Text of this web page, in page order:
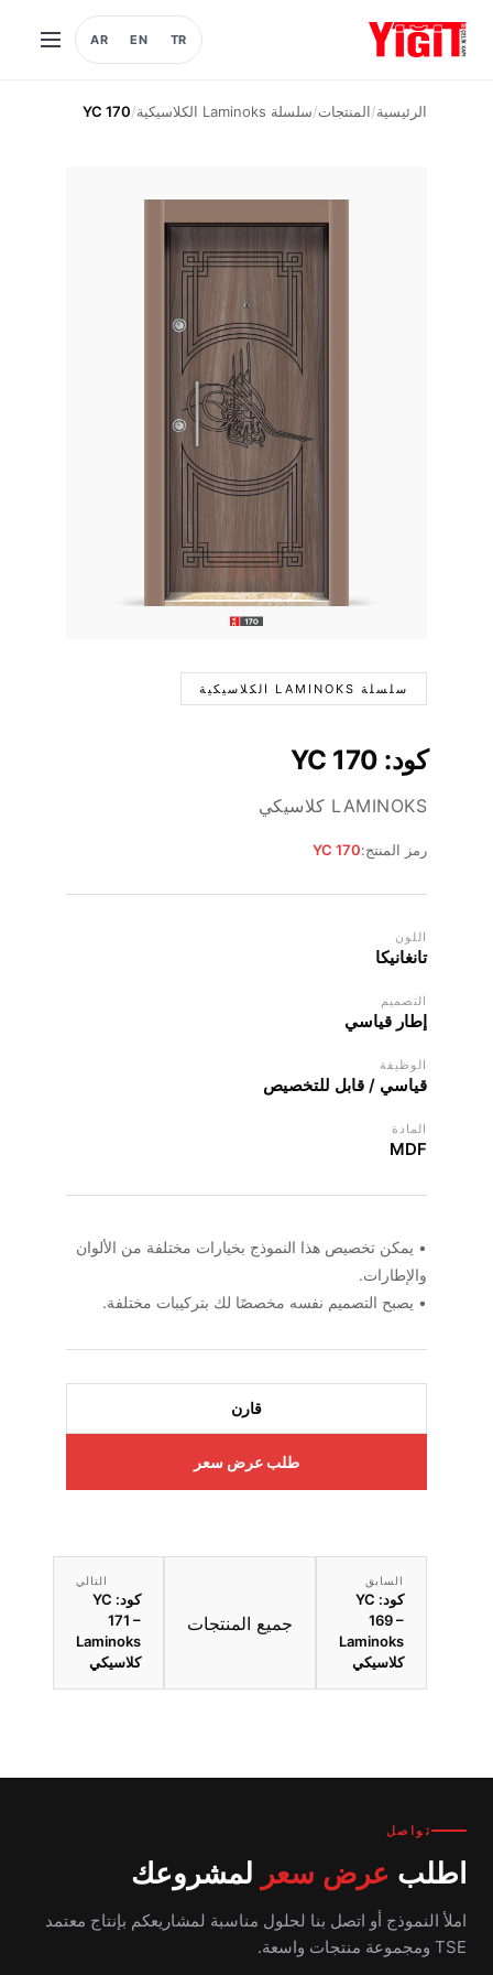
TR
EN
AR
فتح
الرئيسية/المنتجات/سلسلة Laminoks الكلاسيكية /
YC 170
سلسلة LAMINOKS الكلاسيكية
كود: YC 170
LAMINOKS كلاسيكي
رمز المنتج:YC 170
اللون
تانغانيكا
التصميم
إطار قياسي
الوظيفة
قياسي / قابل للتخصيص
المادة
MDF
• يمكن تخصيص هذا النموذج بخيارات مختلفة من الألوان
والإطارات.
• يصبح التصميم نفسه مخصصًا لك بتركيبات مختلفة.
قارن
طلب عرض سعر
السابق
كود: YC
169 –
Laminoks
كلاسيكي
جميع المنتجات
التالي
كود: YC
171 –
Laminoks
كلاسيكي
تواصل
اطلب عرض سعر لمشروعك
املأ النموذج أو اتصل بنا لحلول مناسبة لمشاريعكم بإنتاج معتمد
TSE ومجموعة منتجات واسعة.